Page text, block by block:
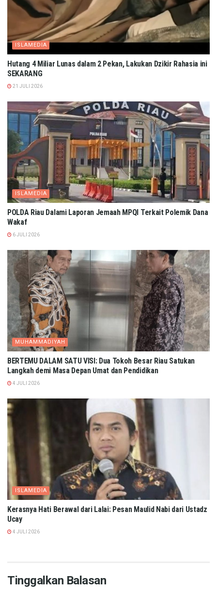
ISLAMEDIA
Hutang 4 Miliar Lunas dalam 2 Pekan, Lakukan Dzikir Rahasia ini
SEKARANG
21 JULI 2026
ISLAMEDIA
POLDA Riau Dalami Laporan Jemaah MPQI Terkait Polemik Dana
Wakaf
6 JULI 2026
MUHAMMADIYAH
BERTEMU DALAM SATU VISI: Dua Tokoh Besar Riau Satukan
Langkah demi Masa Depan Umat dan Pendidikan
4 JULI 2026
ISLAMEDIA
Kerasnya Hati Berawal dari Lalai: Pesan Maulid Nabi dari Ustadz
Ucay
4 JULI 2026
Tinggalkan Balasan